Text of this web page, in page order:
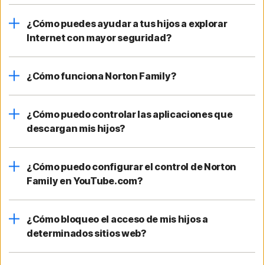
¿Cómo puedes ayudar a tus hijos a explorar
Internet con mayor seguridad?
¿Cómo funciona Norton Family?
¿Cómo puedo controlar las aplicaciones que
descargan mis hijos?
¿Cómo puedo configurar el control de Norton
Family en YouTube.com?
¿Cómo bloqueo el acceso de mis hijos a
determinados sitios web?